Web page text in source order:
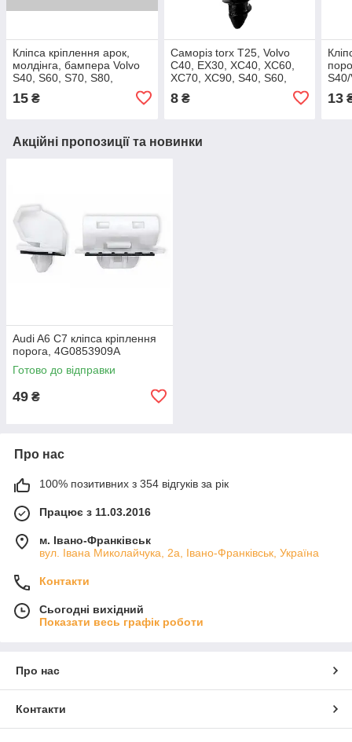
Кліпса кріплення арок,
молдінга, бампера Volvo
S40, S60, S70, S80,
V40, V50, V60, V70, XC70,
XC90, / infiniti Q30, /
15 ₴
Саморіз torx T25, Volvo
C40, EX30, XC40, XC60,
XC70, XC90, S40, S60,
S90, V40, V50, V60, V70,
Polestar, 30640602,
8₴ 13
Акційні пропозиції та новинки
Audi A6 C7 кліпса кріплення
порога, 4G0853909A
Готово до відправки
49 ₴
Про нас
100% позитивних з 354 відгуків за рік
Працює з 11.03.2016
м. Івано-Франківськ
вул. Івана Миколайчука, 2а, Івано-Франківськ, Україна
Контакти
Сьогодні вихідний
Показати весь графік роботи
Про нас
Контакти